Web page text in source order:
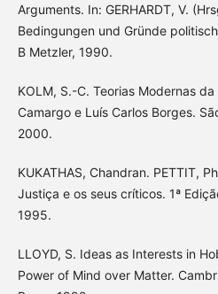
Arguments. In: GERHARDT, V.
Bedingungen und Gründe
B Metzler, 1990.
KOLM, S.-C. Teorias Modernas
Camargo e Luís Carlos Borges.
2000.
KUKATHAS, Chandran. PETTIT,
Justiça e os seus críticos. 1ª
1995.
LLOYD, S. Ideas as Interests in
Power of Mind over Matter.